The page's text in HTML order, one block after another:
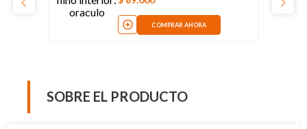
COMPRAR AHORA
SOBRE EL PRODUCTO